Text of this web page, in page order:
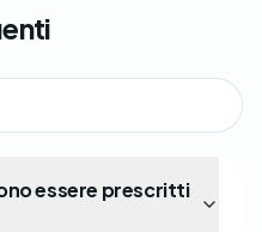
essere prescritti